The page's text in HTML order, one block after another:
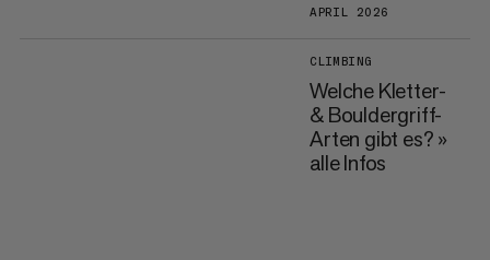
APRIL 2026
CLIMBING
Welche Kletter-
& Bouldergriff-
Arten gibt es? »
alle Infos